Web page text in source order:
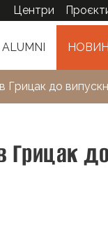
ALUMNI
Центри
Грицак до
Грицак до